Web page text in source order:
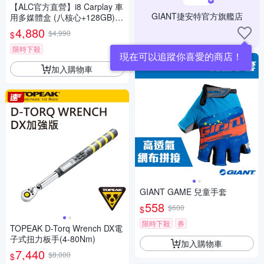
【ALC官方直營】i8 Carplay 車
用多媒體盒 (八核心+128GB)z /
支援有線Apple CarPlay和Andr
oid Auto
$4,880 $4,990
限時下殺
加入購物車
TOPEAK D-Torq Wrench DX電
子式扭力板手(4-80Nm)
$7,440 $8,000
GIANT捷安特官方旗艦店
現在可以追蹤你喜愛的商店！
GIANT GAME 兒童手套
$558 $600
限時下殺
券
加入購物車